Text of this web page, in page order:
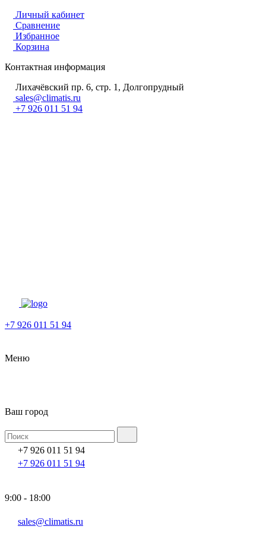
Личный кабинет
Сравнение
Избранное
Корзина
Контактная информация
Лихачёвский пр. 6, стр. 1, Долгопрудный
sales@climatis.ru
+7 926 011 51 94
+7 926 011 51 94
Меню
Ваш город
+7 926 011 51 94
+7 926 011 51 94
9:00 - 18:00
sales@climatis.ru